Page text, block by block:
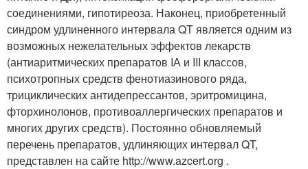
соединениями, гипотиреоза. Наконец, приобретенный
синдром удлиненного интервала QT является одним из
возможных нежелательных эффектов лекарств
(антиаритмических препаратов IА и III классов,
психотропных средств фенотиазинового ряда,
трициклических антидепрессантов, эритромицина,
фторхинолонов, противоаллергических препаратов и
многих других средств). Постоянно обновляемый
перечень препаратов, удлиняющих интервал QT,
представлен на сайте http://www.azcert.org .